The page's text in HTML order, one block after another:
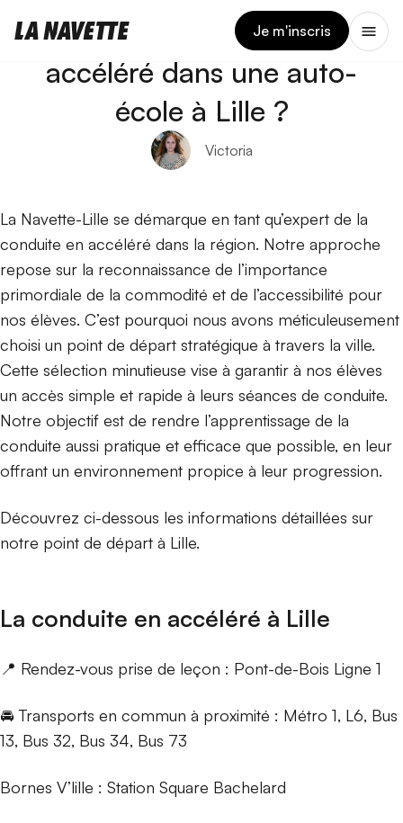
Je m'inscris
Où passer la conduite en
accéléré dans une auto-
école à Lille ?
Victoria
La Navette-Lille se démarque en tant qu’expert de la
conduite en accéléré dans la région. Notre approche
repose sur la reconnaissance de l’importance
primordiale de la commodité et de l’accessibilité pour
nos élèves. C’est pourquoi nous avons méticuleusement
choisi un point de départ stratégique à travers la ville.
Cette sélection minutieuse vise à garantir à nos élèves
un accès simple et rapide à leurs séances de conduite.
Notre objectif est de rendre l’apprentissage de la
conduite aussi pratique et efficace que possible, en leur
offrant un environnement propice à leur progression.
Découvrez ci-dessous les informations détaillées sur
notre point de départ à Lille.
La conduite en accéléré à Lille
📍 Rendez-vous prise de leçon : Pont-de-Bois Ligne 1
🚘 Transports en commun à proximité : Métro 1, L6, Bus
13, Bus 32, Bus 34, Bus 73
Bornes V’lille : Station Square Bachelard